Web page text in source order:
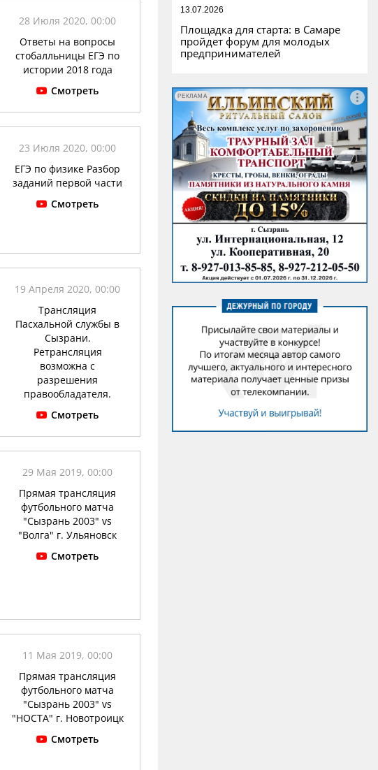
28 Июля 2020, 00:00
Ответы на вопросы
стобалльницы ЕГЭ по
истории 2018 года
Смотреть
23 Июля 2020, 00:00
ЕГЭ по физике Разбор
заданий первой части
Смотреть
19 Апреля 2020, 00:00
Трансляция
Пасхальной службы в
Сызрани.
Ретрансляция
возможна с
разрешения
правообладателя.
Смотреть
29 Мая 2019, 00:00
Прямая трансляция
футбольного матча
"Сызрань 2003" vs
"Волга" г. Ульяновск
Смотреть
11 Мая 2019, 00:00
Прямая трансляция
футбольного матча
"Сызрань 2003" vs
"НОСТА" г. Новотроицк
Смотреть
13.07.2026
Площадка для старта: в Самаре
пройдет форум для молодых
предпринимателей
РЕКЛАМА